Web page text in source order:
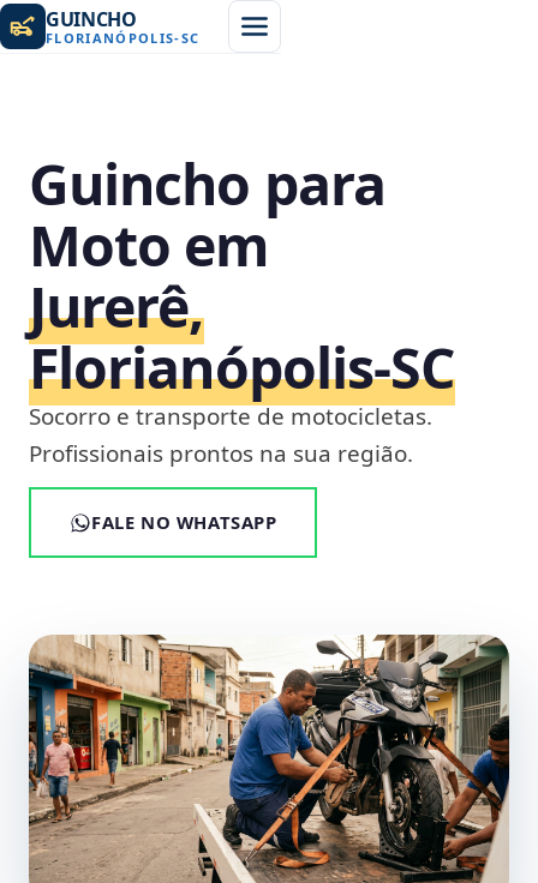
GUINCHO
FLORIANÓPOLIS-SC
Guincho para
Moto em
Jurerê,
Florianópolis‑SC
Socorro e transporte de motocicletas.
Profissionais prontos na sua região.
FALE NO WHATSAPP